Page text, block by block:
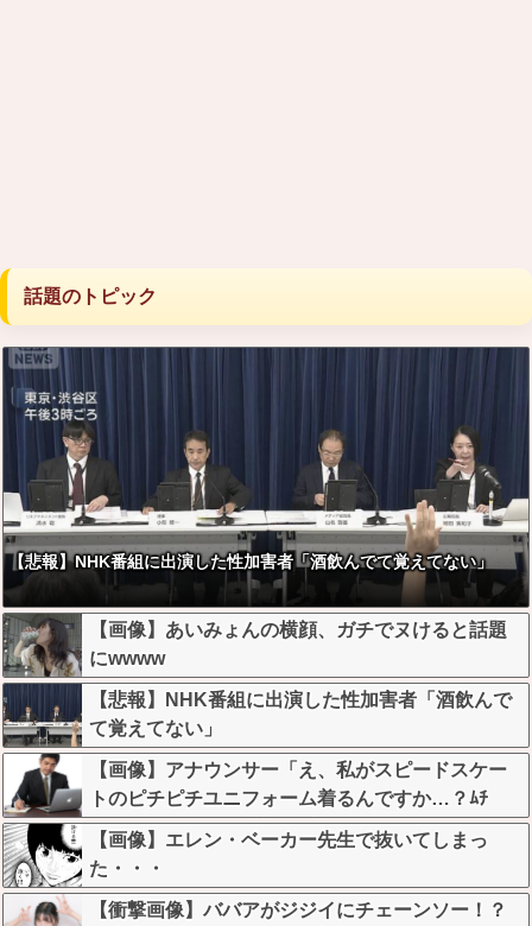
話題のトピック
【悲報】NHK番組に出演した性加害者「酒飲んでて覚えてない」
【画像】あいみょんの横顔、ガチでヌけると話題
にwwww
【悲報】NHK番組に出演した性加害者「酒飲んで
て覚えてない」
【画像】アナウンサー「え、私がスピードスケー
トのピチピチユニフォーム着るんですか…？ﾑﾁ
ｨ！！」←これはお前らに刺さるやろw w w w w w
w w
【画像】エレン・ベーカー先生で抜いてしまっ
た・・・
【衝撃画像】ババアがジジイにチェーンソー！？